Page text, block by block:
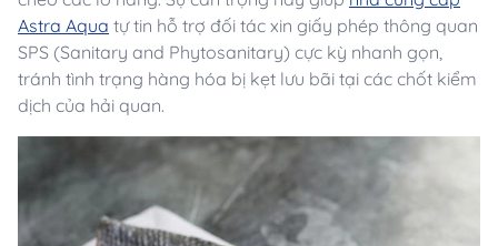
Astra Aqua tự tin hỗ trợ đối tác xin giấy phép thông quan
SPS (Sanitary and Phytosanitary) cực kỳ nhanh gọn,
tránh tình trạng hàng hóa bị kẹt lưu bãi tại các chốt kiểm
dịch của hải quan.